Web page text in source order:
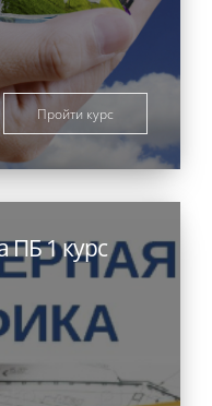
Пройти курс
ПБ 1 курс